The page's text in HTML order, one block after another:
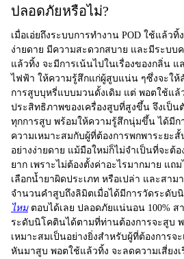
ปลอดภัยหรือไม่?
เมื่อเอ่ยถึงระบบการทำงาน POD ใช้แล้วทิ้ง
ง่ายดาย มีความสะดวกสบาย และมีระบบ
แล้วทิ้ง จะมีการเน้นไปในเรื่องของกลิ่น
ไฟฟ้า ให้ความรู้สึกแก่ผู้สูบแน่น ๆซึ่งจะใ
การสูบบุหรี่แบบมวนดั้งเดิม แต่ พอตใช้แ
ประสิทธิภาพของเครื่องสูบที่สูงขึ้น จึงเป็
ทุกการสูบ พร้อมให้ความรู้สึกนุ่มขึ้น ได้มีก
ความเหมาะสมกับผู้ที่ต้องการพกพาระยะ
อย่างง่ายดาย แม้มือใหม่ก็ไม่จำเป็นที่จะต้อ
ยาก เพราะไม่ต้องตั้งค่าอะไรมากมาย แถ
เลือกน้ำยาผิดประเภท หรือเปล่า และสาม
จำนวนคำสูบถึงลิมิตเมื่อได้มีการวัดระดับ
ไหม ตอบได้เลย ปลอดภัยแน่นอน 100% ส
ระดับนิโคตินได้ตามที่ท่านต้องการจะสูบ
เหมาะสมเป็นอย่างยิ่งสำหรับผู้ที่ต้องการจ
หันมาสูบ พอตใช้แล้วทิ้ง จะลดความเสี่ยง